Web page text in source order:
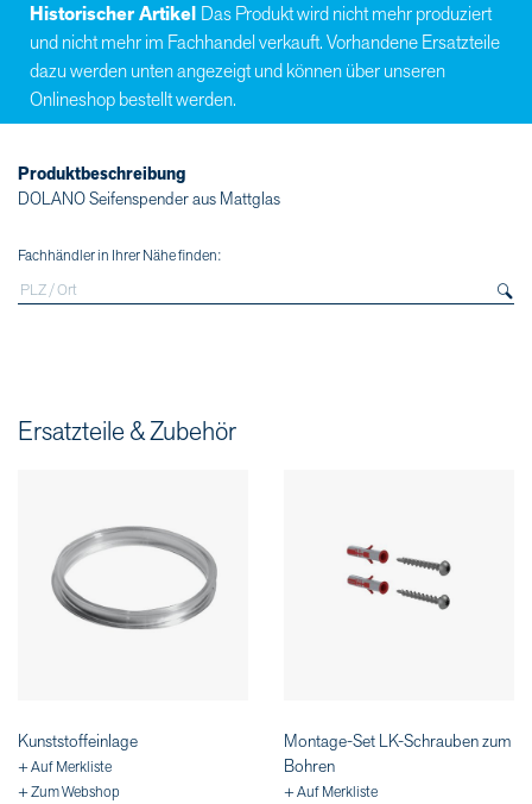
Historischer Artikel Das Produkt wird nicht mehr produziert
und nicht mehr im Fachhandel verkauft. Vorhandene Ersatzteile
dazu werden unten angezeigt und können über unseren
Onlineshop bestellt werden.
Produktbeschreibung
DOLANO Seifenspender aus Mattglas
Fachhändler in Ihrer Nähe finden:
Ersatzteile & Zubehör
Kunststoffeinlage
+ Auf Merkliste
+ Zum Webshop
Montage-Set LK-Schrauben zum
Bohren
+ Auf Merkliste